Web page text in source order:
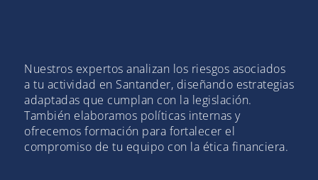
Nuestros expertos analizan los riesgos asociados
a tu actividad en Santander, diseñando estrategias
adaptadas que cumplan con la legislación.
También elaboramos políticas internas y
ofrecemos formación para fortalecer el
compromiso de tu equipo con la ética financiera.